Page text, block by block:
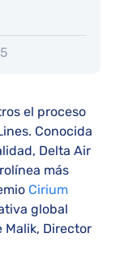
el proceso
Conocida
Delta Air
más
Cirium
global
Malik, Director